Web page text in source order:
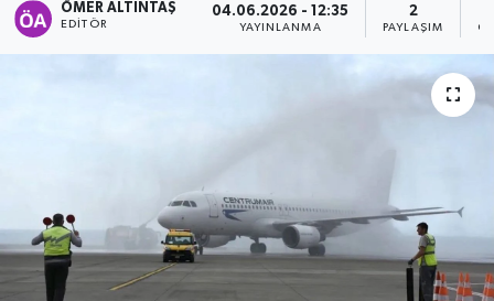
ÖMER ALTINTAŞ
EDITÖR
04.06.2026 - 12:35
YAYINLANMA
2
PAYLAŞIM